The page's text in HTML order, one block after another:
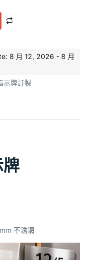
8 月 12, 2026 - 8 月
示牌訂製
不銹龬